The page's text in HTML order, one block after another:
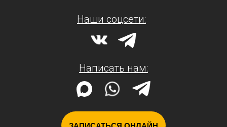
Написать нам:
Наши соцсети: